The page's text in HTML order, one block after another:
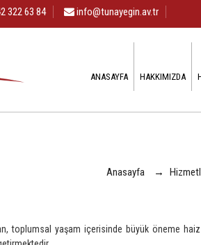
322 63 84 info@tunayegin.av.tr
ANASAYFA HAKKIMIZDA
Anasayfa →
toplumsal yaşam içerisinde büyük öneme